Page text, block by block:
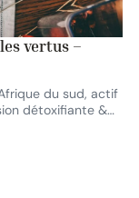
vertus –
du sud, actif
détoxifiante &…